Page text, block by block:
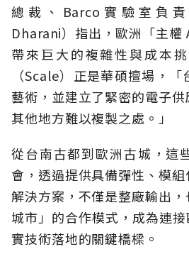
總裁、Barco實驗室負
Dharani）指出，歐洲「主權
帶來巨大的複雜性與成本
（Scale）正是華碩擅場，
藝術，並建立了緊密的電子
其他地方難以複製之處。」
從台南古都到歐洲古城，這
會，透過提供具備彈性、模
解決方案，不僅是整廠輸出
城市」的合作模式，成為連
實技術落地的關鍵橋樑。